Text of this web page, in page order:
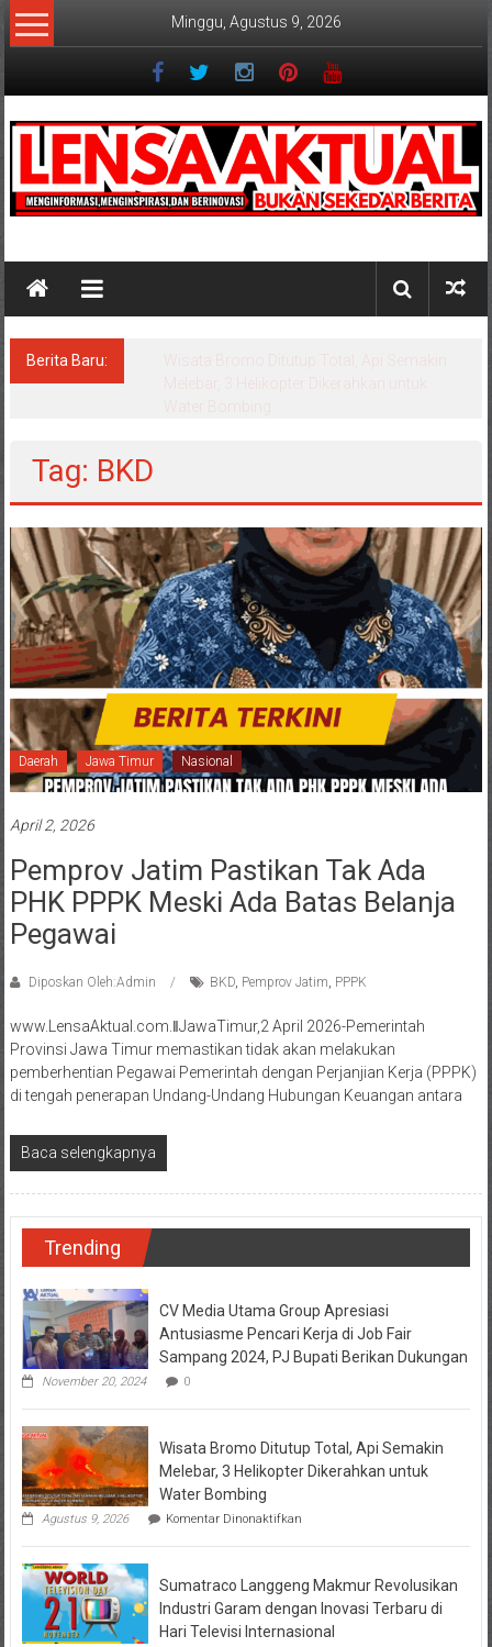
Lompat
ke
Minggu, Agustus 9, 2026
Berita Baru:
Tag: BKD
Daerah Jawa Timur Nasional
April 2, 2026
Pemprov Jatim Pastikan Tak Ada
PHK PPPK Meski Ada Batas Belanja
Pegawai
Diposkan Oleh:Admin BKD, Pemprov Jatim PPPK
www.LensaAktual.com.ǁJawaTimur,2 April 2026-Pemerintah
Provinsi Jawa Timur memastikan tidak akan melakukan
pemberhentian Pegawai Pemerintah dengan Perjanjian Kerja (PPPK)
di tengah penerapan Undang-Undang Hubungan Keuangan antara
Baca selengkapnya
Trending
CV Media Utama Group Apresiasi
Antusiasme Pencari Kerja di Job Fair
Sampang 2024, PJ Bupati Berikan Dukungan
November 20, 2024 0
Wisata Bromo Ditutup Total, Api Semakin
Melebar, 3 Helikopter Dikerahkan untuk
Water Bombing
Agustus 9, 2026 Komentar Dinonaktifkanpada
Bromo
Total,
Semakin
Melebar,
Sumatraco Langgeng Makmur Revolusikan
Industri Garam dengan Inovasi Terbaru di
Hari Televisi Internasional